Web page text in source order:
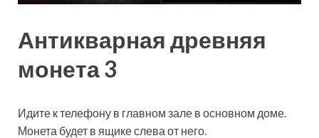
Антикварная древняя
монета 3
Идите к телефону в главном зале в основном доме.
Монета будет в ящике слева от него.